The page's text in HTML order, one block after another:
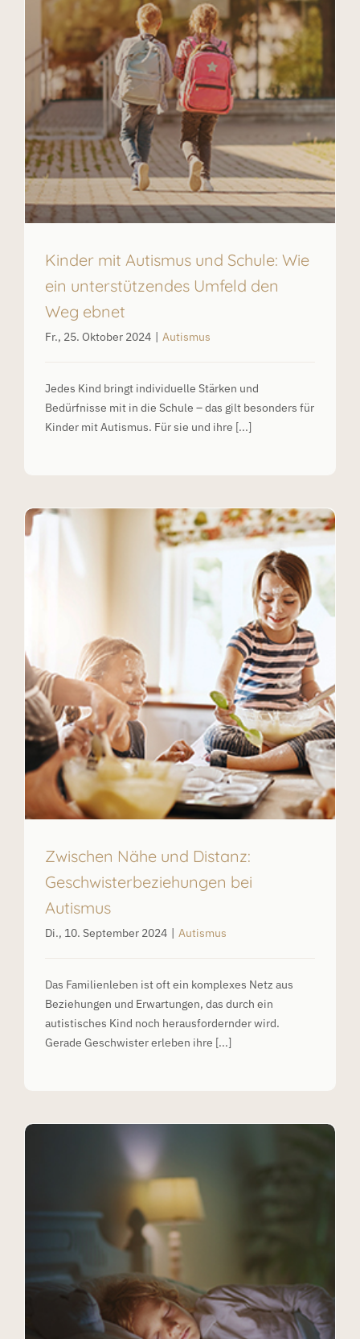
Kinder mit Autismus und Schule: Wie
ein unterstützendes Umfeld den
Weg ebnet
Fr., 25. Oktober 2024 Autismus
Jedes Kind bringt individuelle Stärken und
Bedürfnisse mit in die Schule – das gilt besonders für
Kinder mit Autismus. Für sie und ihre [...]
Zwischen Nähe und Distanz:
Geschwisterbeziehungen bei
Autismus
Di., 10. September 2024 Autismus
Das Familienleben ist oft ein komplexes Netz aus
Beziehungen und Erwartungen, das durch ein
autistisches Kind noch herausfordernder wird.
Gerade Geschwister erleben ihre [...]